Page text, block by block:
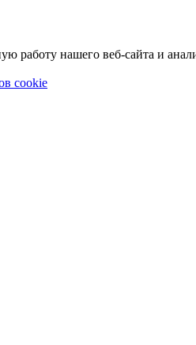
работу нашего веб-сайта и
cookie